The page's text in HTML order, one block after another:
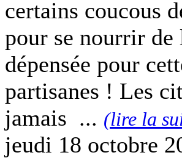
certains coucous
pour se nourrir de
dépensée pour
partisanes ! Les
jamais ... (lire la
jeudi 18 octobre